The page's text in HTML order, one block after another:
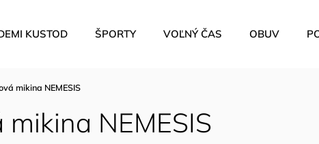
KUSTOD ŠPORTY VOĽNÝ ČAS OBUV
mikina NEMESIS
NEMESIS